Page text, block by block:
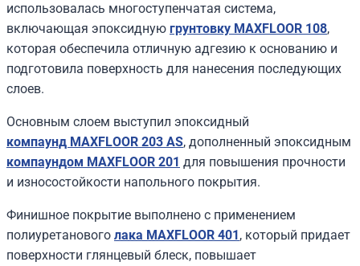
использовалась многоступенчатая система,
включающая эпоксидную грунтовку MAXFLOOR 108,
которая обеспечила отличную адгезию к основанию и
подготовила поверхность для нанесения последующих
слоев.
Основным слоем выступил эпоксидный
компаунд MAXFLOOR 203 AS, дополненный эпоксидным
компаундом MAXFLOOR 201 для повышения прочности
и износостойкости напольного покрытия.
Финишное покрытие выполнено с применением
полиуретанового лака MAXFLOOR 401 , который придает
поверхности глянцевый блеск, повышает